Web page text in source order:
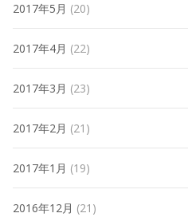
2017年5月 (20)
2017年4月 (22)
2017年3月 (23)
2017年2月 (21)
2017年1月 (19)
2016年12月 (21)